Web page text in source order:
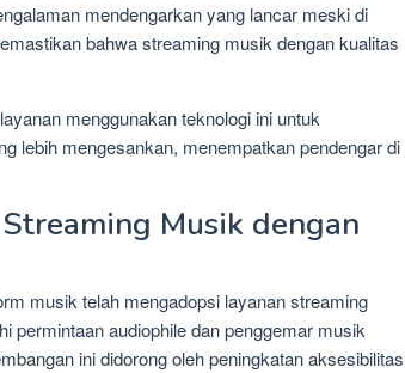
mendengarkan yang lancar meski di
bahwa streaming musik dengan kualitas
menggunakan teknologi ini untuk
lebih mengesankan, menempatkan pendengar di
Musik dengan
musik telah mengadopsi layanan streaming
permintaan audiophile dan penggemar musik
ini didorong oleh peningkatan aksesibilitas